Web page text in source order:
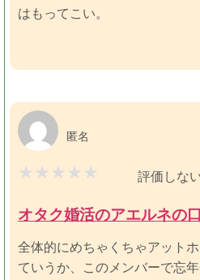
はもってこい。
匿名
評価しな
オタク婚活のアエルネの
全体的にめちゃくちゃアットホ
ていうか、このメンバーで忘